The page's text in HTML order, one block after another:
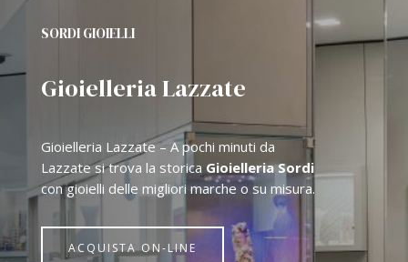
SORDI GIOIELLI
Gioielleria Lazzate
Gioielleria Lazzate – A pochi minuti da
Lazzate si trova la storica Gioielleria Sordi
con gioielli delle migliori marche o su misura.
ACQUISTA ON-LINE